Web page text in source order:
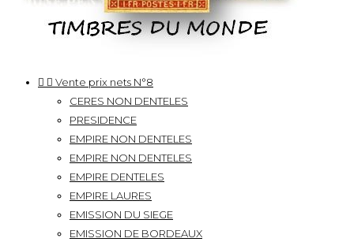
  Vente prix nets N°8
CERES NON DENTELES
PRESIDENCE
EMPIRE NON DENTELES
EMPIRE NON DENTELES
EMPIRE DENTELES
EMPIRE LAURES
EMISSION DU SIEGE
EMISSION DE BORDEAUX